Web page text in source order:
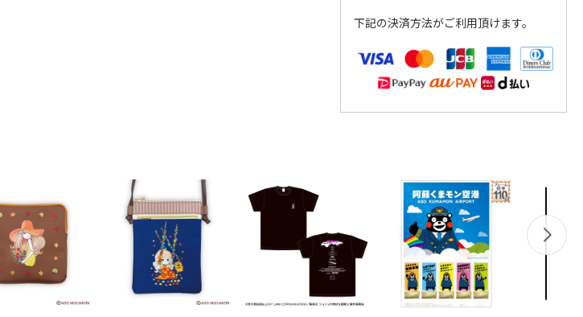
下記の決済方法がご利用頂けます。